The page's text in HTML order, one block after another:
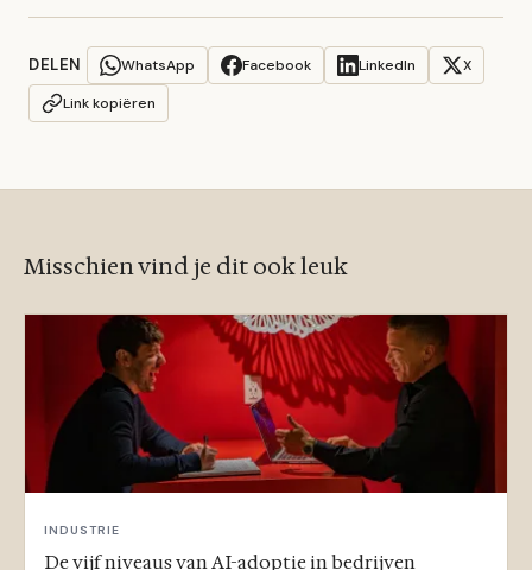
DELEN WhatsApp Facebook LinkedIn
X
Link kopiëren
Misschien vind je dit ook leuk
INDUSTRIE
De vijf niveaus van AI-adoptie in bedrijven